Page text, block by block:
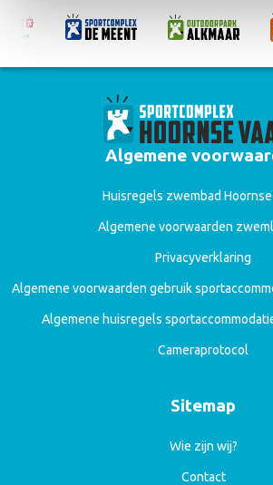
Algemene
Huisregels zwembad
Algemene voorwaarden
Privacyverklaring
Algemene voorwaarden gebruik
Algemene huisregels
Cameraprotocol
Sitemap
Wie zijn wij?
Contact